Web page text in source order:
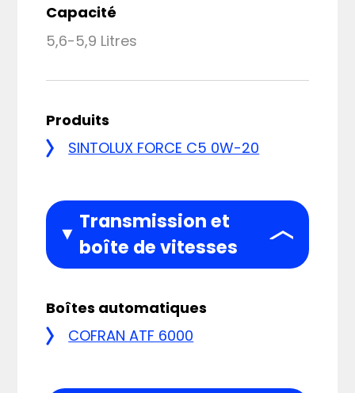
Capacité
5,6-5,9 Litres
Produits
SINTOLUX FORCE C5 0W-20
Transmission et
boîte de vitesses
Boîtes automatiques
COFRAN ATF 6000